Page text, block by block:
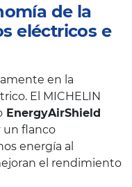
de la
eléctricos e
en la
El MICHELIN
EnergyAirShield
un flanco
energía al
el rendimiento